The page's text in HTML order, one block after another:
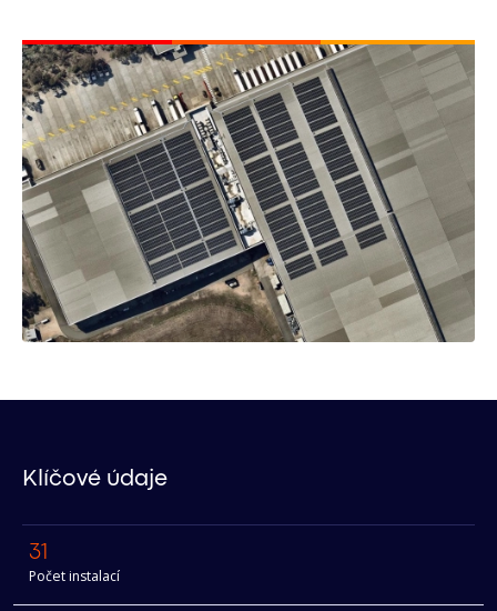
Klíčové údaje
31
Počet instalací